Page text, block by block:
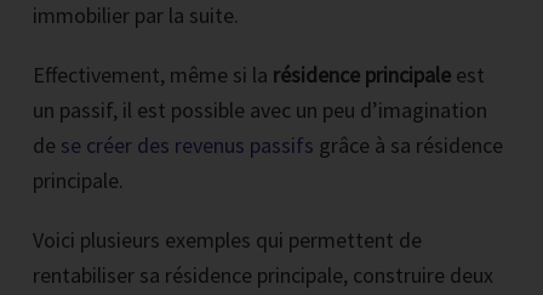
immobilier par la suite.
Effectivement, même si la résidence principale est
un passif, il est possible avec un peu d’imagination
de se créer des revenus passifs grâce à sa résidence
principale.
Voici plusieurs exemples qui permettent de
rentabiliser sa résidence principale, construire deux